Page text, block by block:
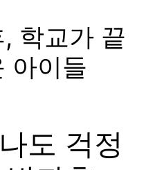
학교가 끝
아이들
도 걱정